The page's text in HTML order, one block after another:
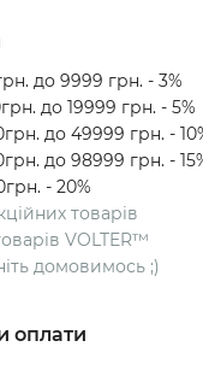
до 9999 грн. - 3%
до 19999 грн. - 5%
до 49999 грн. -
до 98999 грн. -
- 20%
товарів
VOLTER™
домовимось ;)
оплати